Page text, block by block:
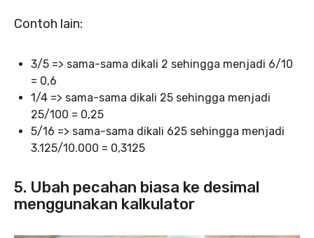
Contoh lain:
3/5 => sama-sama dikali 2 sehingga menjadi 6/10
= 0,6
1/4 => sama-sama dikali 25 sehingga menjadi
25/100 = 0,25
5/16 => sama-sama dikali 625 sehingga menjadi
3.125/10.000 = 0,3125
5. Ubah pecahan biasa ke desimal
menggunakan kalkulator